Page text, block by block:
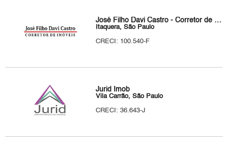
José Filho Davi Castro - Corretor de imóveis
Itaquera, São Paulo
CRECI: 100.540-F
Jurid Imob
Vila Carrão, São Paulo
CRECI: 36.643-J